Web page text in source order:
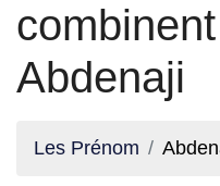
Abdenaji
Les Prénom